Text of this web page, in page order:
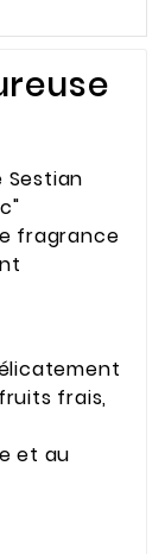
fragrance
frais,
et au